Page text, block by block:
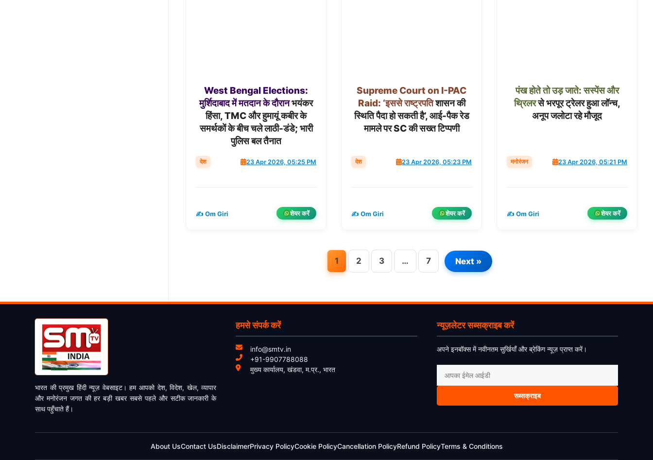
West Bengal Elections:
मुर्शिदाबादमेंमतदानकेदौरानभयंकर
हिंसा, TMC और हुमायूं कबीर के
समर्थकों के बीच चले लाठी-डंडे; भारी
पुलिस बल तैनात
देश 23 Apr 2026, 05:25 PM
✍️ Om Giri शेयर करें
Supreme Court on I-PAC
Raid: ‘इससेराष्ट्रपतिशासन की
स्थिति पैदा हो सकती है’, आई-पैक रेड
मामले पर SC की सख्त टिप्पणी
देश 23 Apr 2026, 05:23 PM
✍️ Om Giri शेयर करें
पंखहोतेतोउड़जाते:सस्पेंसऔर
थ्रिलरसे भरपूर ट्रेलर हुआ लॉन्च,
अनूप जलोटा रहे मौजूद
मनोरंजन 23 Apr 2026, 05:21 PM
✍️ Om Giri शेयर करें
1 2 3 … 7 Next »
भारत की प्रमुख हिंदी न्यूज़ वेबसाइट। हम आपको देश, विदेश, खेल, व्यापार
और मनोरंजन जगत की हर बड़ी खबर सबसे पहले और सटीक जानकारी के
साथ पहुँचाते हैं।
हमसे संपर्क करें
info@smtv.in
+91-9907788088
मुख्य कार्यालय, खंडवा, म.प्र., भारत
न्यूज़लेटर सब्सक्राइब करें
अपने इनबॉक्स में नवीनतम सुर्खियाँ और ब्रेकिंग न्यूज़ प्राप्त करें।
सब्सक्राइब
About UsContact UsDisclaimerPrivacy PolicyCookie PolicyCancellation PolicyRefund PolicyTerms & Conditions